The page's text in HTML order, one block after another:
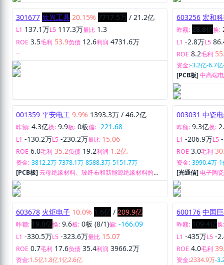
301677 欣兴工具 20.15% 7717.5万 / 21.2亿
L1 137.1万L5 117.3万量比 1.3
ROE 3.5毛利 53.9负债 12.6利润 4731.6万
--
603256 宏和
昨额: 28.8亿换:
L1 -2.8万L5
ROE 8.2毛利
资金:-3.2亿-6.7亿
[PCB板]中高端
细纱的研发、生
001359 平安电工 9.9% 1393.3万 / 46.2亿
昨额: 4.3亿换: 9.9板: 0板偏: -221.68
L1 -130.2万L5 -230.2万量比 15.06
ROE 6.0毛利 35.2负债 19.2利润 1.2亿
资金:-3812.2万-7378.1万-8588.3万-5151.7万
[PCB板]云母绝缘材料、玻纤布和新能源绝缘材料的研
发、生产和销售。
003031 中瓷
昨额: 9.3亿换:
L1 -206.9万L5
ROE 3.0毛利
资金:-3990.4万-1
[光通信] 电子陶
603678 火炬电子 10.0% 1.6亿 / 209.9亿
昨额: 19.0亿换: 9.6板: 0板 (8/1)偏: -166.09
L1 -330.5万L5 -323.6万量比 15.07
ROE 0.7毛利 17.6负债 35.4利润 3966.2万
资金:1.5亿1.8亿1亿2.6亿
600176 中国
昨额: 109.4亿
L1 -435万L5 -
ROE 4.0毛利
资金:2334.9万-